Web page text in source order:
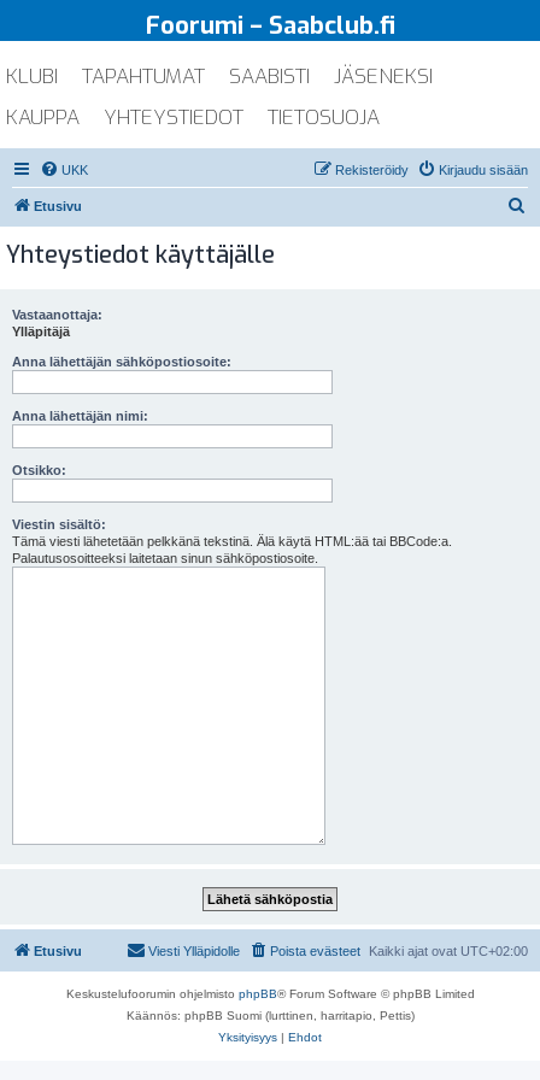
Foorumi – Saabclub.fi
KLUBI TAPAHTUMAT SAABISTI
JÄSENEKSI
KAUPPA
YHTEYSTIEDOT TIETOSUOJA
UKK Kirjaudu sisään
Rekisteröidy
Etusivu
Yhteystiedot käyttäjälle
Vastaanottaja:
Ylläpitäjä
Anna lähettäjän sähköpostiosoite:
Anna lähettäjän nimi:
Otsikko:
Viestin sisältö:
Tämä viesti lähetetään pelkkänä tekstinä. Älä käytä HTML:ää tai BBCode:a.
Palautusosoitteeksi laitetaan sinun sähköpostiosoite.
Etusivu Kaikki ajat ovat UTC+02:00
Poista evästeet
Viesti Ylläpidolle
Keskustelufoorumin ohjelmisto phpBB® Forum Software © phpBB Limited
Käännös: phpBB Suomi (lurttinen, harritapio, Pettis)
Yksityisyys | Ehdot